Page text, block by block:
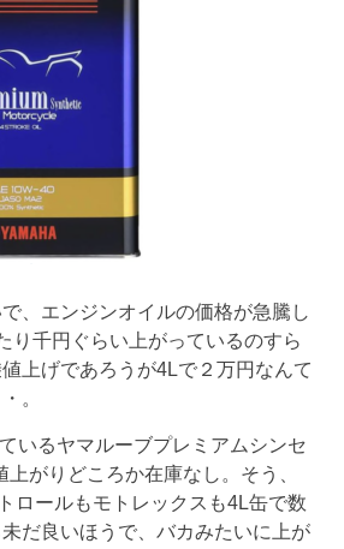
、エンジンオイルの価格が急騰し
り千円ぐらい上がっているのすら
上げであろうが4Lで２万円なんて
。
いるヤマルーブプレミアムシンセ
がりどころか在庫なし。そう、
ロールもモトレックスも4L缶で数
だ良いほうで、バカみたいに上が